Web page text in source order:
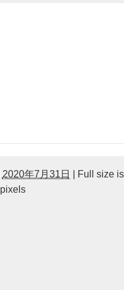
2020年7月31日
Full size is
pixels